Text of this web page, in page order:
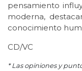
pensamiento
moderna,
conocimiento
CD/VC
* Las opiniones y